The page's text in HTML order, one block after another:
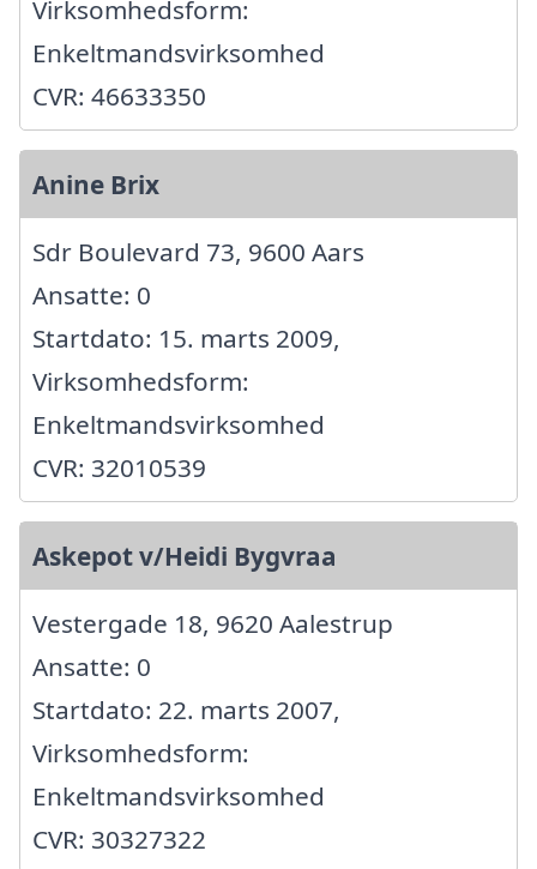
Virksomhedsform:
Enkeltmandsvirksomhed
CVR: 46633350
Anine Brix
Sdr Boulevard 73, 9600 Aars
Ansatte: 0
Startdato: 15. marts 2009,
Virksomhedsform:
Enkeltmandsvirksomhed
CVR: 32010539
Askepot v/Heidi Bygvraa
Vestergade 18, 9620 Aalestrup
Ansatte: 0
Startdato: 22. marts 2007,
Virksomhedsform:
Enkeltmandsvirksomhed
CVR: 30327322